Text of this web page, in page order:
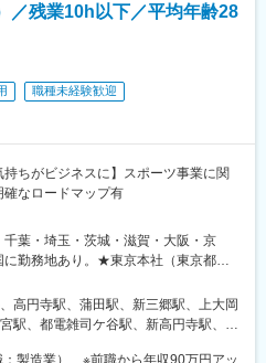
／残業10h以下／平均年齢28
職種未経験歓迎
持ちがビジネスに】スポーツ事業に関
なロードマップ有
葉・埼玉・茨城・滋賀・大阪・京
勤務地あり。★東京本社（東京都豊
ーン歓迎★■東京都豊島区東池袋1-25-6
分！複数路線利用可能でアクセス良
城県仙台市宮城野区榴岡3-4-1 アゼ
店〒460-0008愛知県名古屋市中区栄
高円寺駅、蒲田駅、新三郷駅、上大岡
駅、都電雑司ケ谷駅、新高円寺駅、蓮
製造業） ※前職から年収90万円アッ